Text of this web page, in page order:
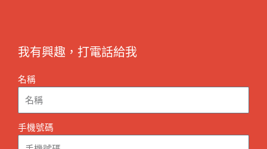
我有興趣，打電話給我
名稱
手機號碼